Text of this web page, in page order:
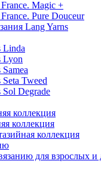
Magic +
Pure Douceur
Lang Yarns
Linda
Lyon
Tweed
Sol Degrade
коллекция
коллекция
коллекция
для взрослых и